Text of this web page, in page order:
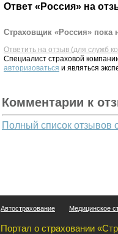
Ответ «Россия» на
Страховщик «Россия» пока
Ответить на отзыв (для служб
Специалист страховой
авторизоваться и являться
Комментарии к
Полный список отзывов
Автострахование Медицинское
Портал о страховании